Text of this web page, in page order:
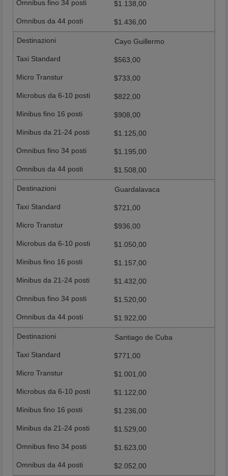
$1.138,00
$1.436,00
Cayo Guillermo
$563,00
$733,00
$822,00
$908,00
$1.125,00
$1.195,00
$1.508,00
Guardalavaca
$721,00
$936,00
$1.050,00
$1.157,00
$1.432,00
$1.520,00
$1.922,00
Santiago de Cuba
$771,00
$1.001,00
$1.122,00
$1.236,00
$1.529,00
$1.623,00
$2.052,00